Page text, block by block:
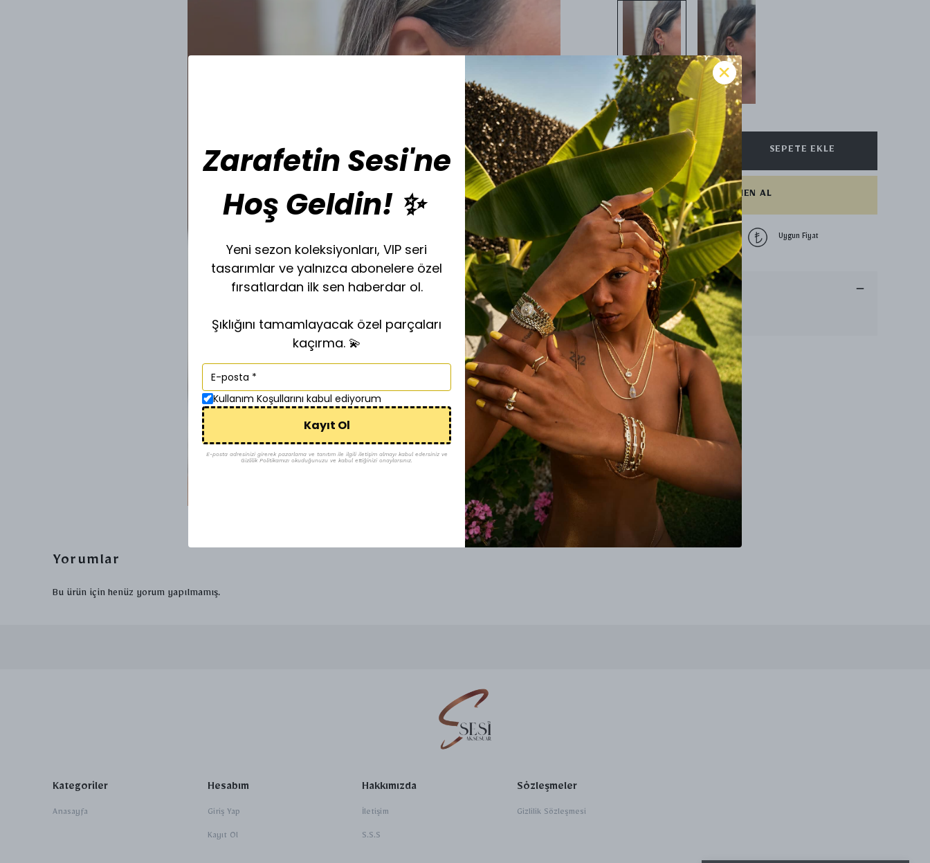
SEPETE EKLE
HEMEN AL
1500 TL üzeri
ücretsiz kargo
Uygun Fiyat
Ürün Açıklaması
Devamını Göster
Yorumlar
Bu ürün için henüz yorum yapılmamış.
Kategoriler
Anasayfa
Hesabım
Giriş Yap
Kayıt Ol
Hakkımızda
İletişim
S.S.S
Sözleşmeler
Gizlilik Sözleşmesi
Zarafetin Sesi'ne
Hoş Geldin! ✨
Yeni sezon koleksiyonları, VIP seri
tasarımlar ve yalnızca abonelere özel
fırsatlardan ilk sen haberdar ol.
Şıklığını tamamlayacak özel parçaları
kaçırma. 💫
Kullanım Koşullarını kabul ediyorum
Kayıt Ol
E-posta adresinizi girerek pazarlama ve tanıtım ile ilgili iletişim almayı kabul edersiniz ve
Gizlilik Politikamızı okuduğunuzu ve kabul ettiğinizi onaylarsınız.